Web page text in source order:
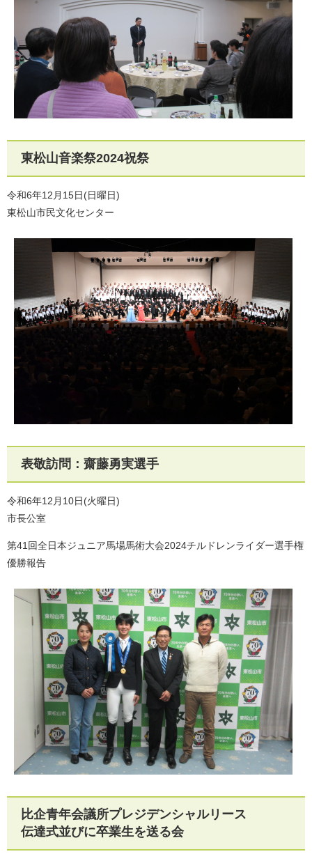
東松山音楽祭2024祝祭
令和6年12月15日(日曜日)
東松山市民文化センター
表敬訪問：齋藤勇実選手
令和6年12月10日(火曜日)
市長公室
第41回全日本ジュニア馬場馬術大会2024チルドレンライダー選手権
優勝報告
比企青年会議所プレジデンシャルリース
伝達式並びに卒業生を送る会